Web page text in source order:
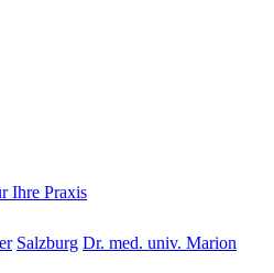
Ihre Praxis
Salzburg Dr. med. univ. Marion